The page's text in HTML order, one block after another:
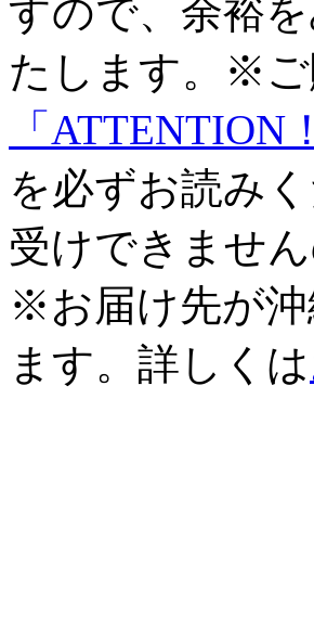
すので、余裕
たします。※
「
を必ずお読み
受けできませ
※お届け先が沖
ます。詳しくは